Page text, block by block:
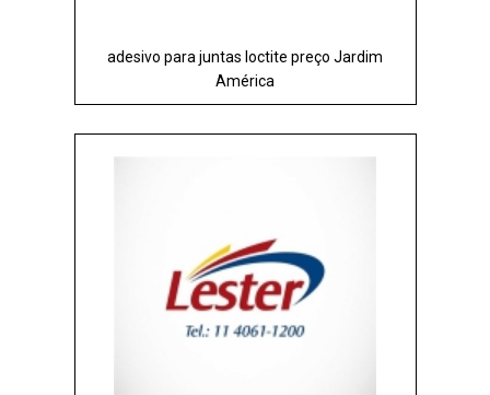
adesivo para juntas loctite preço Jardim
América